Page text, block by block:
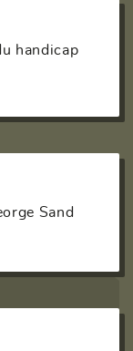
handicap
Sand